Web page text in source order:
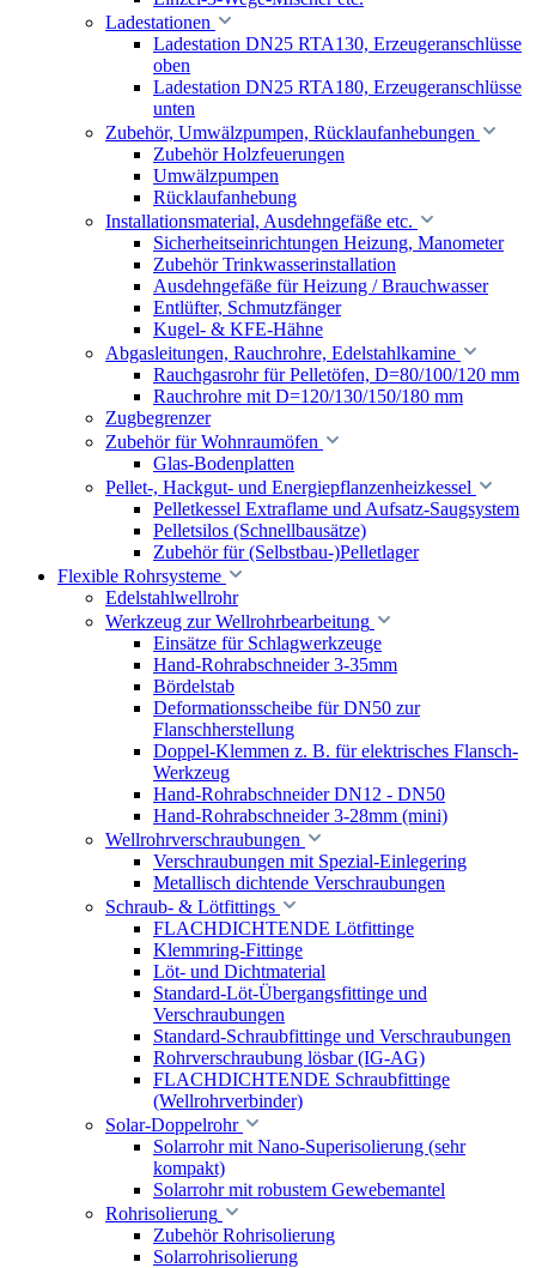
Ladestationen
Ladestation DN25 RTA130, Erzeugeranschlüsse
oben
Ladestation DN25 RTA180, Erzeugeranschlüsse
unten
Zubehör, Umwälzpumpen, Rücklaufanhebungen
Zubehör Holzfeuerungen
Umwälzpumpen
Rücklaufanhebung
Installationsmaterial, Ausdehngefäße etc.
Sicherheitseinrichtungen Heizung, Manometer
Zubehör Trinkwasserinstallation
Ausdehngefäße für Heizung / Brauchwasser
Entlüfter, Schmutzfänger
Kugel- & KFE-Hähne
Abgasleitungen, Rauchrohre, Edelstahlkamine
Rauchgasrohr für Pelletöfen, D=80/100/120 mm
Rauchrohre mit D=120/130/150/180 mm
Zugbegrenzer
Zubehör für Wohnraumöfen
Glas-Bodenplatten
Pellet-, Hackgut- und Energiepflanzenheizkessel
Pelletkessel Extraflame und Aufsatz-Saugsystem
Pelletsilos (Schnellbausätze)
Zubehör für (Selbstbau-)Pelletlager
Flexible Rohrsysteme
Edelstahlwellrohr
Werkzeug zur Wellrohrbearbeitung
Einsätze für Schlagwerkzeuge
Hand-Rohrabschneider 3-35mm
Bördelstab
Deformationsscheibe für DN50 zur
Flanschherstellung
Doppel-Klemmen z. B. für elektrisches Flansch-
Werkzeug
Hand-Rohrabschneider DN12 - DN50
Hand-Rohrabschneider 3-28mm (mini)
Wellrohrverschraubungen
Verschraubungen mit Spezial-Einlegering
Metallisch dichtende Verschraubungen
Schraub- & Lötfittings
FLACHDICHTENDE Lötfittinge
Klemmring-Fittinge
Löt- und Dichtmaterial
Standard-Löt-Übergangsfittinge und
Verschraubungen
Standard-Schraubfittinge und Verschraubungen
Rohrverschraubung lösbar (IG-AG)
FLACHDICHTENDE Schraubfittinge
(Wellrohrverbinder)
Solar-Doppelrohr
Solarrohr mit Nano-Superisolierung (sehr
kompakt)
Solarrohr mit robustem Gewebemantel
Rohrisolierung
Zubehör Rohrisolierung
Solarrohrisolierung